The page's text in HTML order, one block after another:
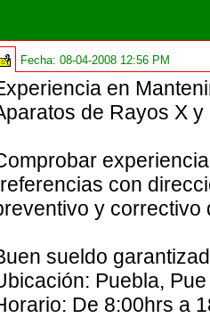
Fecha:08-04-2008 12:56 PM
en
de Rayos X
con
y correctivo
sueldo
Puebla, Pue
De 8:00hrs a